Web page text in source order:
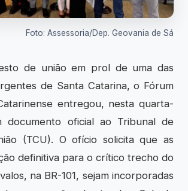
Foto: Assessoria/Dep. Geovania de Sá
de união em prol de uma das
de Santa Catarina, o Fórum
entregou, nesta quarta-
documento oficial ao Tribunal de
(TCU). O ofício solicita que as
definitiva para o crítico trecho do
na BR-101, sejam incorporadas